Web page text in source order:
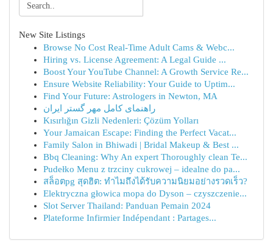
New Site Listings
Browse No Cost Real-Time Adult Cams & Webc...
Hiring vs. License Agreement: A Legal Guide ...
Boost Your YouTube Channel: A Growth Service Re...
Ensure Website Reliability: Your Guide to Uptim...
Find Your Future: Astrologers in Newton, MA
راهنمای کامل مهر گستر ایران
Kısırlığın Gizli Nedenleri: Çözüm Yolları
Your Jamaican Escape: Finding the Perfect Vacat...
Family Salon in Bhiwadi | Bridal Makeup & Best ...
Bbq Cleaning: Why An expert Thoroughly clean Te...
Pudełko Menu z trzciny cukrowej – idealne do pa...
สล็อตpg สุดฮิต: ทำไมถึงได้รับความนิยมอย่างรวดเร็ว?
Elektryczna głowica mopa do Dyson – czyszczenie...
Slot Server Thailand: Panduan Pemain 2024
Plateforme Infirmier Indépendant : Partages...